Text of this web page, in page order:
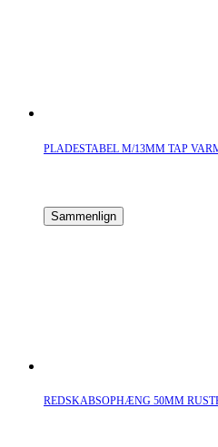
PLADESTABEL M/13MM TAP
Sammenlign
REDSKABSOPHÆNG 50MM